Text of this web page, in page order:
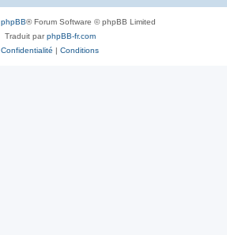
phpBB® Forum Software © phpBB Limited
Traduit parphpBB-fr.com
Confidentialité | Conditions